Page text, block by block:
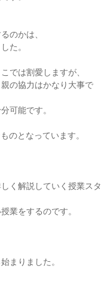
のかは、
た。
では割愛しますが、
の協力はかなり大事で
可能です。
のとなっています。
く解説していく授業スタ
業をするのです。
まりました。